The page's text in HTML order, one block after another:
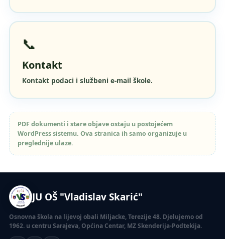
📞
Kontakt
Kontakt podaci i službeni e-mail škole.
PDF dokumenti i stare objave ostaju u postojećem
WordPress sistemu. Ova stranica ih samo organizuje u
preglednije ulaze.
JU OŠ "Vladislav Skarić"
Osnovna škola na lijevoj obali Miljacke, Terezije 48. Djelujemo od
1962. u centru Sarajeva, Općina Centar, MZ Skenderija-Podtekija.